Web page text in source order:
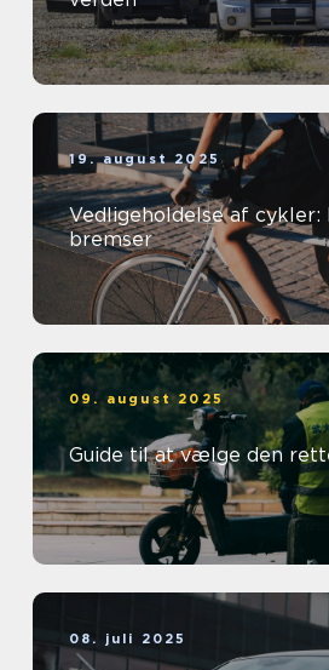
19. august 2025
Vedligeholdelse af
bremser
09. august 2025
Guide til at vælge den
08. juli 2025